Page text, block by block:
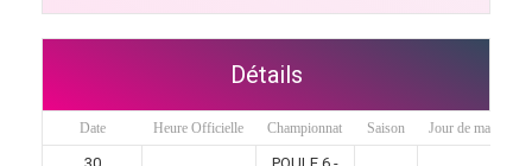
Détails
Date Heure Officielle Championnat Saison Jour de match